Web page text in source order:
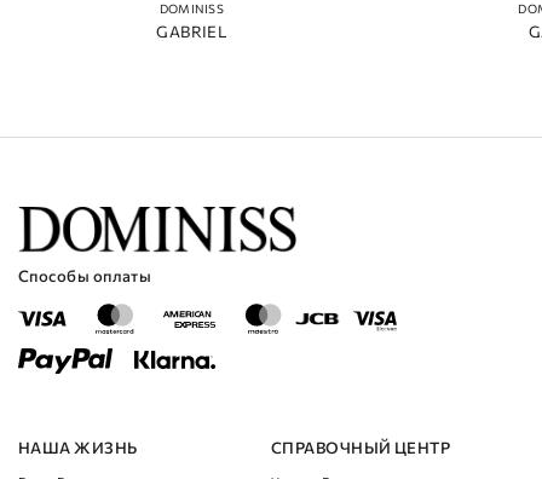
DOMINISS
GABRIEL
НАША ЖИЗНЬ СПРАВОЧНЫЙ ЦЕНТР
Способы оплаты